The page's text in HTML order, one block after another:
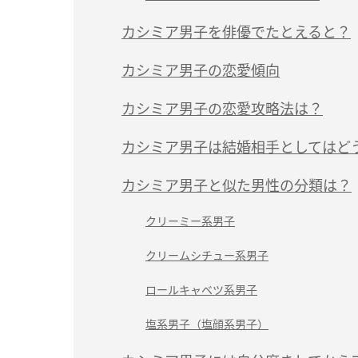
カシミア男子を俳優でたとえると？
カシミア男子の恋愛傾向
カシミア男子の恋愛攻略法は？
カシミア男子は結婚相手としてはど
カシミア男子と似た男性の分類は？
クリーミー系男子
クリームシチュー系男子
ロールキャベツ系男子
塩系男子（塩顔系男子）